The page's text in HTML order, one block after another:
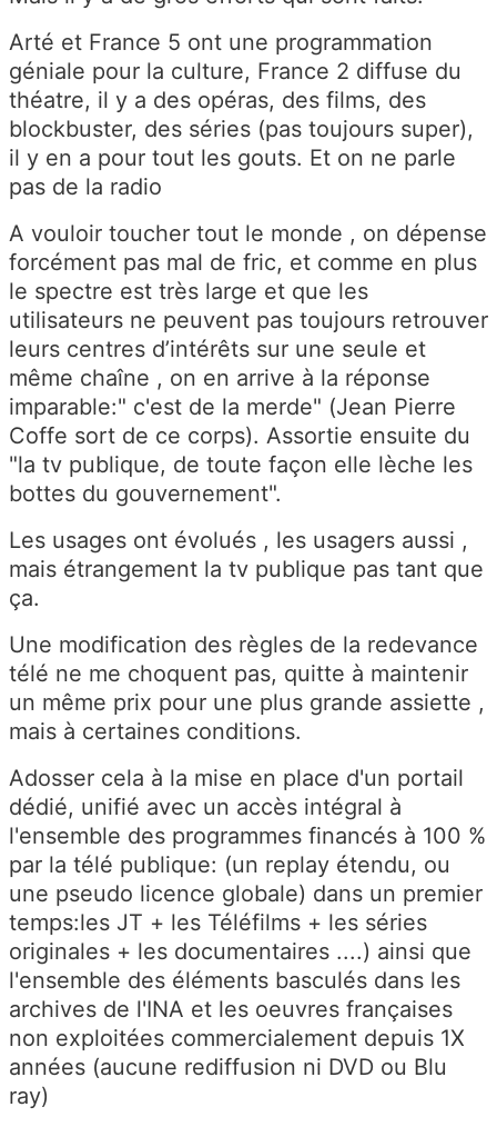
Arté et France 5 ont une programmation
géniale pour la culture, France 2 diffuse du
théatre, il y a des opéras, des films, des
blockbuster, des séries (pas toujours super),
il y en a pour tout les gouts. Et on ne parle
pas de la radio
A vouloir toucher tout le monde , on dépense
forcément pas mal de fric, et comme en plus
le spectre est très large et que les
utilisateurs ne peuvent pas toujours retrouver
leurs centres d’intérêts sur une seule et
même chaîne , on en arrive à la réponse
imparable:" c'est de la merde" (Jean Pierre
Coffe sort de ce corps). Assortie ensuite du
"la tv publique, de toute façon elle lèche les
bottes du gouvernement".
Les usages ont évolués , les usagers aussi ,
mais étrangement la tv publique pas tant que
ça.
Une modification des règles de la redevance
télé ne me choquent pas, quitte à maintenir
un même prix pour une plus grande assiette ,
mais à certaines conditions.
Adosser cela à la mise en place d'un portail
dédié, unifié avec un accès intégral à
l'ensemble des programmes financés à 100 %
par la télé publique: (un replay étendu, ou
une pseudo licence globale) dans un premier
temps:les JT + les Téléfilms + les séries
originales + les documentaires ....) ainsi que
l'ensemble des éléments basculés dans les
archives de l'INA et les oeuvres françaises
non exploitées commercialement depuis 1X
années (aucune rediffusion ni DVD ou Blu
ray)